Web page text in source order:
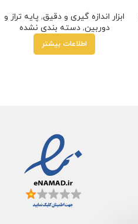
ابزار اندازه گیری و دقیق, پایه تراز و
دوربین,دسته بندی نشده
اطلاعات بیشتر